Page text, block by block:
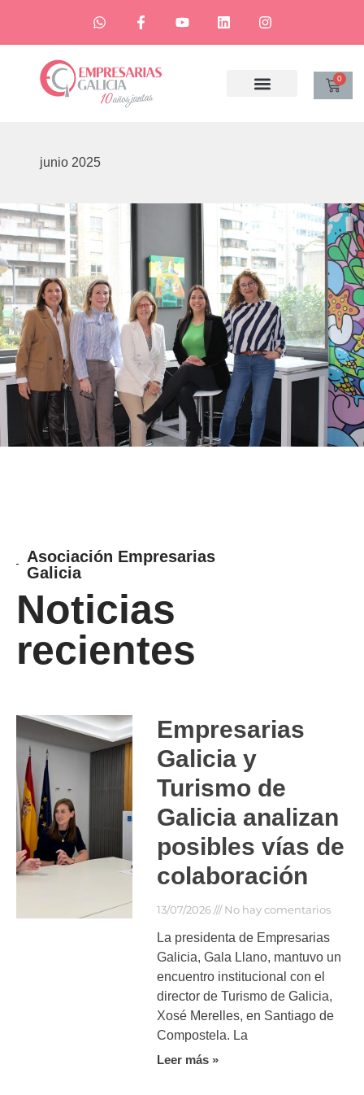
0
junio 2025
Asociación Empresarias
Galicia
Noticias
recientes
Empresarias
Galicia y
Turismo de
Galicia analizan
posibles vías de
colaboración
13/07/2026 No hay comentarios
La presidenta de Empresarias
Galicia, Gala Llano, mantuvo un
encuentro institucional con el
director de Turismo de Galicia,
Xosé Merelles, en Santiago de
Compostela. La
Leer más »